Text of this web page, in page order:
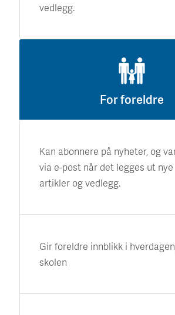
vedlegg.
For foreldre
Kan abonnere på nyheter, og
via e-post når det legges ut nye
artikler og vedlegg.
Gir foreldre innblikk i
skolen